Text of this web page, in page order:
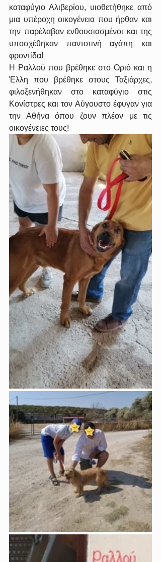
καταφύγιο Αλιβερίου, υιοθετήθηκε από
μια υπέροχη οικογένεια που ήρθαν και
την παρέλαβαν ενθουσιασμένοι και της
υποσχέθηκαν παντοτινή αγάπη και
φροντίδα!
Η Ραλλού που βρέθηκε στο Οριό και η
Έλλη που βρέθηκε στους Ταξιάρχες,
φιλοξενήθηκαν στο καταφύγιο στις
Κονίστρες και τον Αύγουστο έφυγαν για
την Αθήνα όπου ζουν πλέον με τις
οικογένειες τους!